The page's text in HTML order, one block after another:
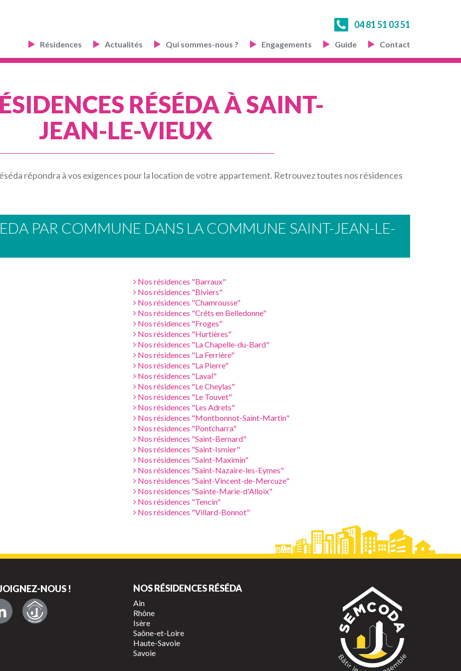
04 81 51 03 51
Résidences Actualités Qui sommes-nous ? Engagements Guide Contact
RÉSÉDA À SAINT-
JEAN-LE-VIEUX
répondra à vos exigences pour la location de votre appartement. Retrouvez toutes nos résidences
PAR COMMUNE DANS LA COMMUNE SAINT-JEAN-LE-
Nos résidences "Barraux"
Nos résidences "Biviers"
Nos résidences "Chamrousse"
Nos résidences "Crêts en Belledonne"
Nos résidences "Froges"
Nos résidences "Hurtières"
Nos résidences "La Chapelle-du-Bard"
Nos résidences "La Ferrière"
Nos résidences "La Pierre"
Nos résidences "Laval"
Nos résidences "Le Cheylas"
Nos résidences "Le Touvet"
Nos résidences "Les Adrets"
Nos résidences "Montbonnot-Saint-Martin"
Nos résidences "Pontcharra"
Nos résidences "Saint-Bernard"
Nos résidences "Saint-Ismier"
Nos résidences "Saint-Maximin"
Nos résidences "Saint-Nazaire-les-Eymes"
Nos résidences "Saint-Vincent-de-Mercuze"
Nos résidences "Sainte-Marie-d'Alloix"
Nos résidences "Tencin"
Nos résidences "Villard-Bonnot"
NOUS ! NOS RÉSIDENCES RÉSÉDA
Ain
Rhône
Isère
Saône-et-Loire
Haute-Savoie
Savoie